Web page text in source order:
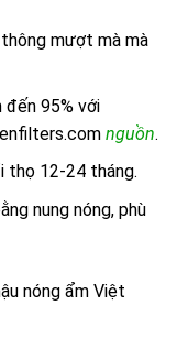
mượt mà mà
đến 95% với
nguồn.
thọ 12-24 tháng.
nung nóng, phù
nóng ẩm Việt